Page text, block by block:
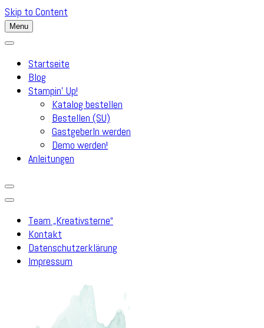
Skip to Content
Menu
Startseite
Blog
Stampin’ Up!
Katalog bestellen
Bestellen (SU)
GastgeberIn werden
Demo werden!
Anleitungen
Team „Kreativsterne“
Kontakt
Datenschutzerklärung
Impressum